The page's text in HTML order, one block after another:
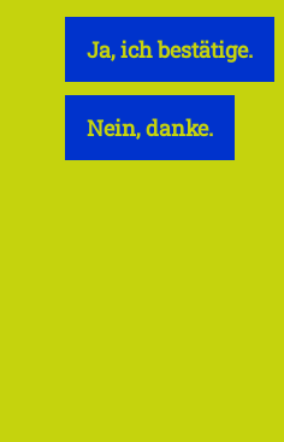
Ja, ich bestätige.
Nein, danke.